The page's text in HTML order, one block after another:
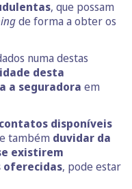
, que possam
de forma a obter os
numa destas
desta
a seguradora em
disponíveis
também duvidar da
existirem
oferecidas, pode estar